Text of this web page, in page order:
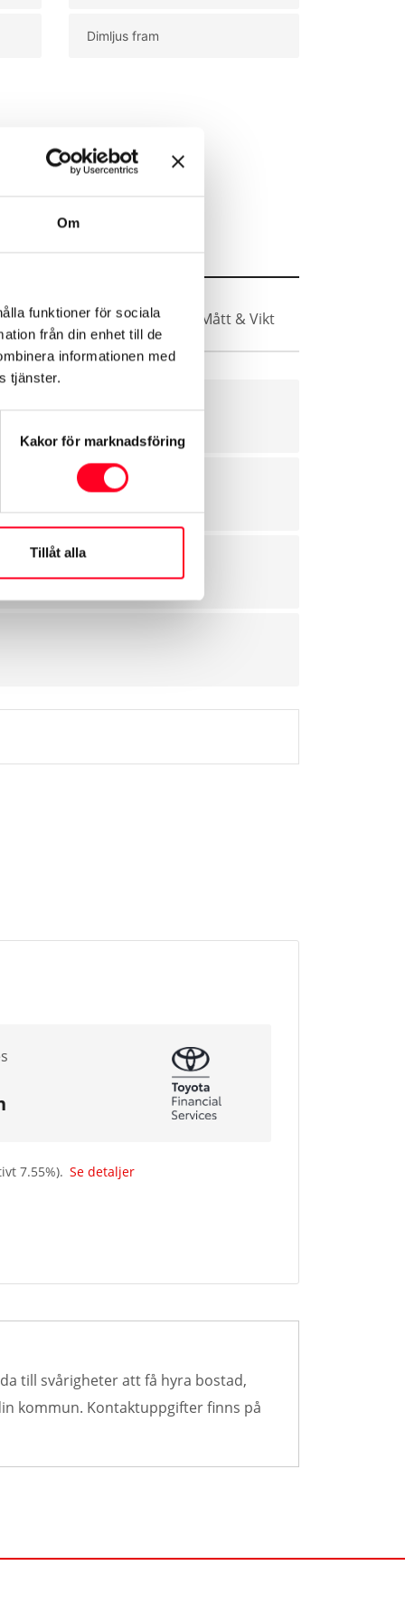
Om
funktioner för sociala
från din enhet till de
informationen med
tjänster.
Kakor för marknadsföring
Tillåt alla
Dimljus fram
Säkerhet & Trygghet Mått & Vikt
7.55%). Se detaljer
till svårigheter att få hyra bostad,
kommun. Kontaktuppgifter finns på